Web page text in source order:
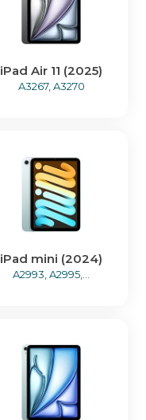
iPad Air 11 (2025)
A3267, A3270
iPad mini (2024)
A2993, A2995,...